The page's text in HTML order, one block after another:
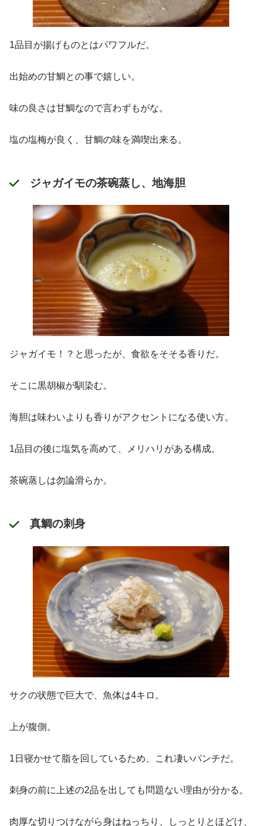
1品目が揚げものとはパワフルだ。
出始めの甘鯛との事で嬉しい。
味の良さは甘鯛なので言わずもがな。
塩の塩梅が良く、甘鯛の味を満喫出来る。
ジャガイモの茶碗蒸し、地海胆
ジャガイモ！？と思ったが、食欲をそそる香りだ。
そこに黒胡椒が馴染む。
海胆は味わいよりも香りがアクセントになる使い方。
1品目の後に塩気を高めて、メリハリがある構成。
茶碗蒸しは勿論滑らか。
真鯛の刺身
サクの状態で巨大で、魚体は4キロ。
上が腹側。
1日寝かせて脂を回しているため、これ凄いパンチだ。
刺身の前に上述の2品を出しても問題ない理由が分かる。
肉厚な切りつけながら身はねっちり、しっとりとほどけ、